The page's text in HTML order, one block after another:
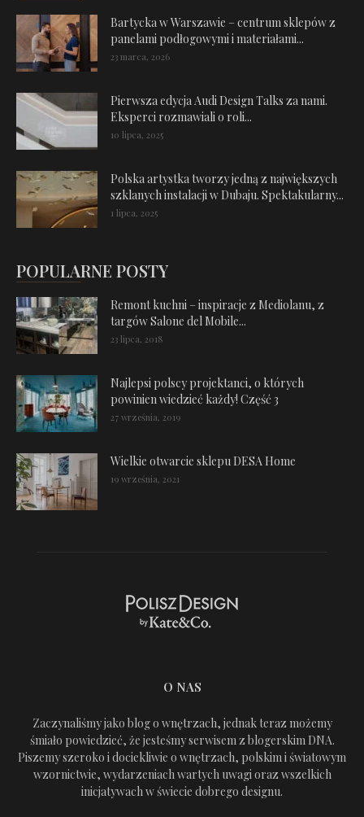
Bartycka w Warszawie – centrum sklepów z
panelami podłogowymi i materiałami...
23 marca, 2026
Pierwsza edycja Audi Design Talks za nami.
Eksperci rozmawiali o roli...
10 lipca, 2025
Polska artystka tworzy jedną z największych
szklanych instalacji w Dubaju. Spektakularny...
1 lipca, 2025
POPULARNE POSTY
Remont kuchni – inspiracje z Mediolanu, z
targów Salone del Mobile...
23 lipca, 2018
Najlepsi polscy projektanci, o których
powinien wiedzieć każdy! Część 3
27 września, 2019
Wielkie otwarcie sklepu DESA Home
19 września, 2021
O NAS
Zaczynaliśmy jako blog o wnętrzach, jednak teraz możemy
śmiało powiedzieć, że jesteśmy serwisem z blogerskim DNA.
Piszemy szeroko i dociekliwie o wnętrzach, polskim i światowym
wzornictwie, wydarzeniach wartych uwagi oraz wszelkich
inicjatywach w świecie dobrego designu.